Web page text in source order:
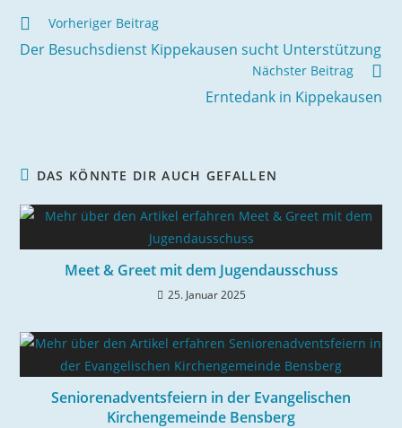
Vorheriger Beitrag
Der Besuchsdienst Kippekausen sucht Unterstützung
Nächster Beitrag
Erntedank in Kippekausen
DAS KÖNNTE DIR AUCH GEFALLEN
Meet & Greet mit dem Jugendausschuss
25. Januar 2025
Seniorenadventsfeiern in der Evangelischen
Kirchengemeinde Bensberg